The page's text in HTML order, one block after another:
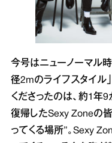
今号はニューノーマル
径2mのライフスタイル
くださったのは、約1年
復帰したSexy Zoneの
ってくる場所”。Sexy